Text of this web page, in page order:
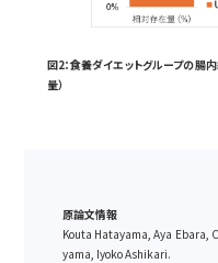
図2：食養ダイエットグループの腸
量）
原論文情報
Kouta Hatayama, Aya Ebara,
yama, Iyoko Ashikari.